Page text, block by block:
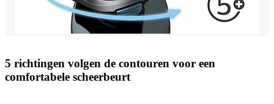
5 richtingen volgen de contouren voor een
comfortabele scheerbeurt